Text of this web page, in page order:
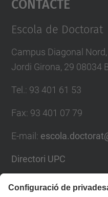
Escola de Doctorat
Campus Diagonal
Jordi Girona, 29 08034
Tel.: 93 401 61 53
Fax: 93 401 07 79
E-mail :
Directori UPC
Formulari de contacte